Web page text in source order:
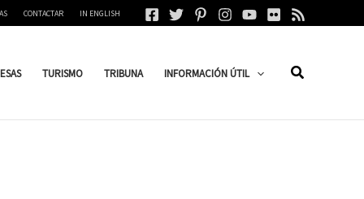
CONTACTAR IN ENGLISH
TURISMO TRIBUNA INFORMACIÓN ÚTIL